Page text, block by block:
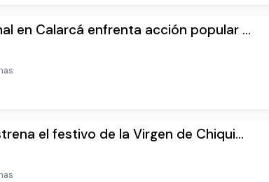
en Calarcá enfrenta acción popular ...
el festivo de la Virgen de Chiqui...